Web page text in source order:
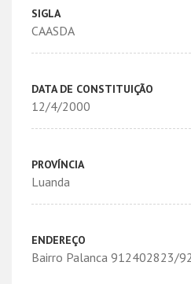
SIGLA
CAASDA
DATA DE CONSTITUIÇÃO
12/4/2000
PROVÍNCIA
Luanda
ENDEREÇO
Bairro Palanca 912402823/